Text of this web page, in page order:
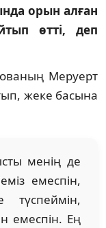
орын алған
өтті, деп
Меруерт
жеке басына
менің де
емеспін,
түспеймін,
емеспін. Ең